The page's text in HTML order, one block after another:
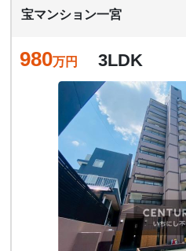
宝マンション一宮
980万円 3LDK